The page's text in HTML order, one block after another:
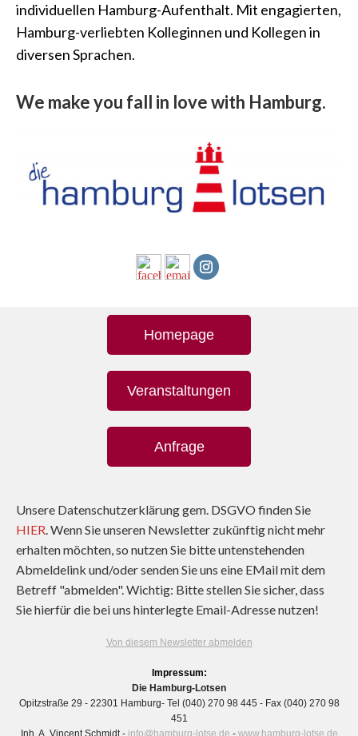
individuellen Hamburg-Aufenthalt. Mit engagierten,
Hamburg-verliebten Kolleginnen und Kollegen in
diversen Sprachen.
We make you fall in love with Hamburg.
Homepage
Veranstaltungen
Anfrage
Unsere Datenschutzerklärung gem. DSGVO finden Sie
HIER. Wenn Sie unseren Newsletter zukünftig nicht mehr
erhalten möchten, so nutzen Sie bitte untenstehenden
Abmeldelink und/oder senden Sie uns eine EMail mit dem
Betreff "abmelden". Wichtig: Bitte stellen Sie sicher, dass
Sie hierfür die bei uns hinterlegte Email-Adresse nutzen!
Von diesem Newsletter abmelden
Impressum:
Die Hamburg-Lotsen
Opitzstraße 29 - 22301 Hamburg- Tel (040) 270 98 445 - Fax (040) 270 98
451
Inh. A. Vincent Schmidt - info@hamburg-lotse.de - www.hamburg-lotse.de